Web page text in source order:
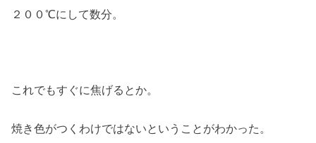
２００℃にして数分。
これでもすぐに焦げるとか。
焼き色がつくわけではないということがわかった。